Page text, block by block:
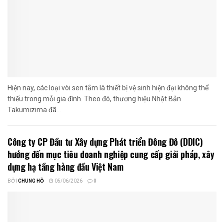
Hiện nay, các loại vòi sen tắm là thiết bị vệ sinh hiện đại không thể
thiếu trong mỗi gia đình. Theo đó, thương hiệu Nhật Bản
Takumizima đã...
Công ty CP Đầu tư Xây dựng Phát triển Đông Đô (DDIC)
hướng đến mục tiêu doanh nghiệp cung cấp giải pháp, xây
dựng hạ tầng hàng đầu Việt Nam
BỞI CHUNG HỒ 05/06/2026 0